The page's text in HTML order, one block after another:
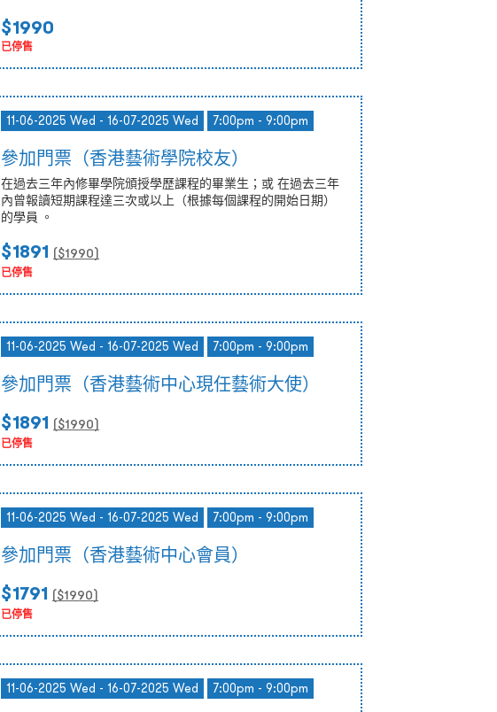
$1990
已停售
11-06-2025 Wed - 16-07-2025 Wed 7:00pm - 9:00pm
參加門票（香港藝術學院校友）
在過去三年內修畢學院頒授學歷課程的畢業生；或 在過去三年
內曾報讀短期課程達三次或以上（根據每個課程的開始日期）
的學員 。
$1891 ($1990)
已停售
11-06-2025 Wed - 16-07-2025 Wed 7:00pm - 9:00pm
參加門票（香港藝術中心現任藝術大使）
$1891 ($1990)
已停售
11-06-2025 Wed - 16-07-2025 Wed 7:00pm - 9:00pm
參加門票（香港藝術中心會員）
$1791 ($1990)
已停售
11-06-2025 Wed - 16-07-2025 Wed 7:00pm - 9:00pm